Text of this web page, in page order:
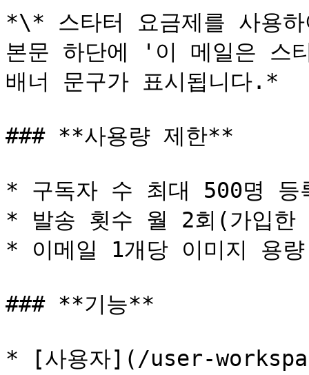
*\* 스타터 요금제를 사용
본문 하단에 '이 메일은 스
배너 문구가 표시됩니다.*
### **사용량 제한**
* 구독자 수 최대 500명 등
* 발송 횟수 월 2회(가입한
* 이메일 1개당 이미지 용량
### **기능**
* [사용자](/user-